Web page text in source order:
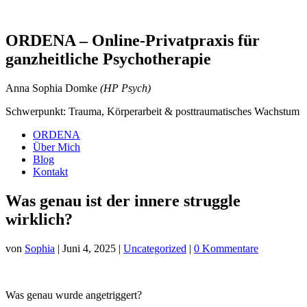
ORDENA – Online-Privatpraxis für
ganzheitliche Psychotherapie
Anna Sophia Domke (HP Psych)
Schwerpunkt: Trauma, Körperarbeit & posttraumatisches Wachstum
ORDENA
Über Mich
Blog
Kontakt
Was genau ist der innere struggle
wirklich?
von Sophia | Juni 4, 2025 | Uncategorized | 0 Kommentare
Was genau wurde angetriggert?